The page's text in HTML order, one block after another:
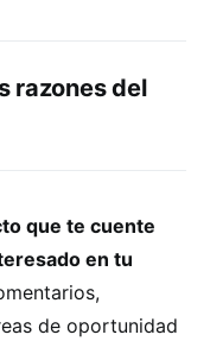
razones del
que te cuente
en tu
de oportunidad